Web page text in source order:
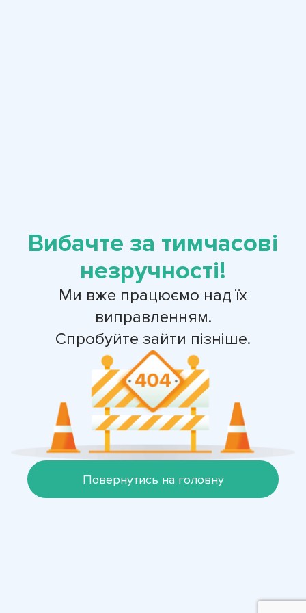
Вибачте за тимчасові
незручності!
Ми вже працюємо над їх
виправленням.
Спробуйте зайти пізніше.
Повернутись на головну